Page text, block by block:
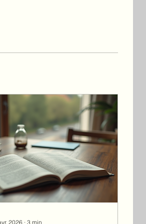
2026 ∙ 3 min